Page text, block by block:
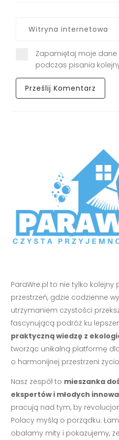
Zapamiętaj moje
podczas pisania
ParaWre.pl to nie tylko
przestrzeń, gdzie codzienne
utrzymaniem czystości
fascynującą podróż ku
praktyczną wiedzę z
tworząc unikalną platformę
o harmonijnej przestrzeni
Nasz zespół to mieszanka
ekspertów i młodych
pracują nad tym, by
Polacy myślą o porządku.
obalamy mity i pokazujemy,